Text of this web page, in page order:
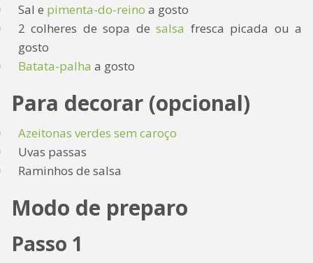
Sal e pimenta-do-reino a gosto
2 colheres de sopa desalsa fresca picada ou a
gosto
Batata-palha a gosto
Para decorar (opcional)
Azeitonas verdes sem caroço
Uvas passas
Raminhos de salsa
Modo de preparo
Passo 1